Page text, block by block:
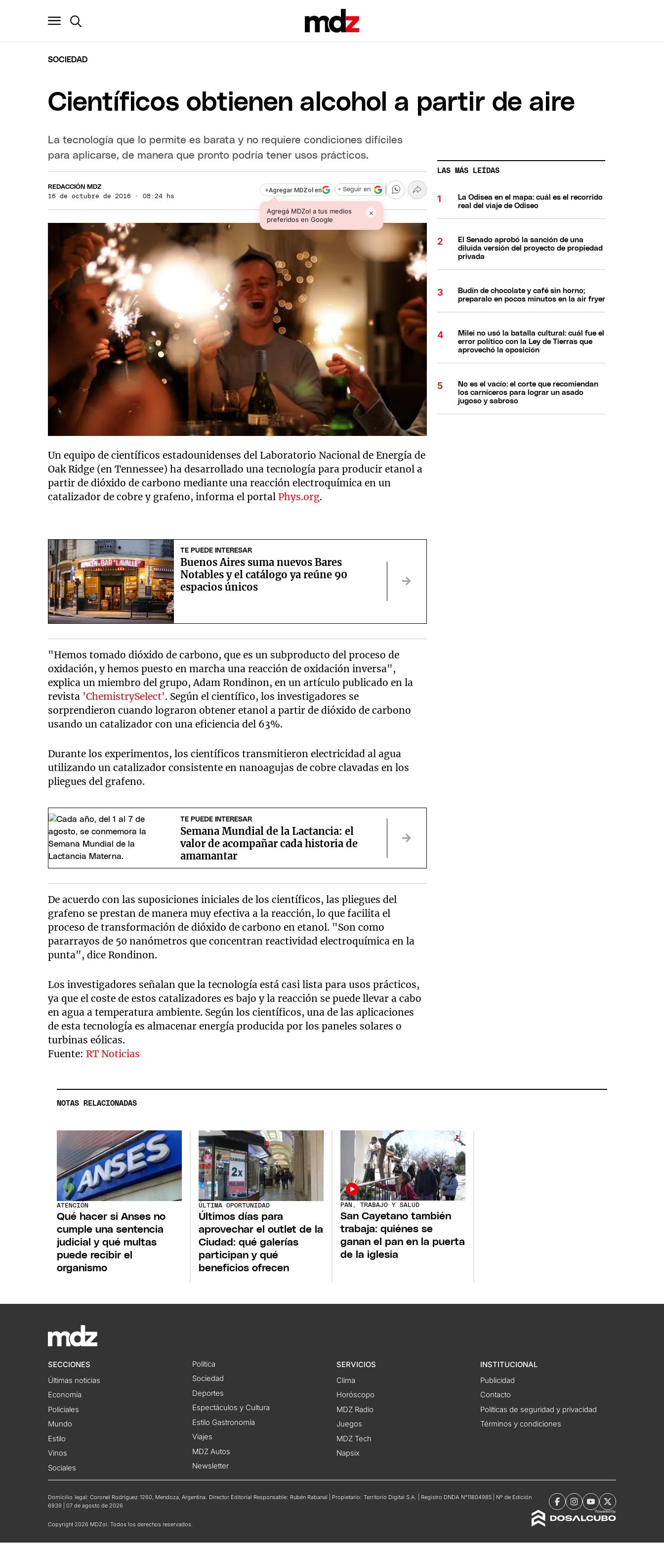
SOCIEDAD
Científicos obtienen alcohol a partir de aire
La tecnología que lo permite es barata y no requiere condiciones difíciles
para aplicarse, de manera que pronto podría tener usos prácticos.
REDACCIÓN MDZ
16 de octubre de 2016 · 08:24 hs
+Agregar MDZol en
Agregá MDZol a tus medios
preferidos en Google
×
+ Seguir en
Un equipo de científicos estadounidenses del Laboratorio Nacional de Energía de
Oak Ridge (en Tennessee) ha desarrollado una tecnología para producir etanol a
partir de dióxido de carbono mediante una reacción electroquímica en un
catalizador de cobre y grafeno, informa el portal Phys.org.
TE PUEDE INTERESAR
Buenos Aires suma nuevos Bares
Notables y el catálogo ya reúne 90
espacios únicos
"Hemos tomado dióxido de carbono, que es un subproducto del proceso de
oxidación, y hemos puesto en marcha una reacción de oxidación inversa",
explica un miembro del grupo, Adam Rondinon, en un artículo publicado en la
revista 'ChemistrySelect'. Según el científico, los investigadores se
sorprendieron cuando lograron obtener etanol a partir de dióxido de carbono
usando un catalizador con una eficiencia del 63%.
Durante los experimentos, los científicos transmitieron electricidad al agua
utilizando un catalizador consistente en nanoagujas de cobre clavadas en los
pliegues del grafeno.
TE PUEDE INTERESAR
Semana Mundial de la Lactancia: el
valor de acompañar cada historia de
amamantar
De acuerdo con las suposiciones iniciales de los científicos, las pliegues del
grafeno se prestan de manera muy efectiva a la reacción, lo que facilita el
proceso de transformación de dióxido de carbono en etanol. "Son como
pararrayos de 50 nanómetros que concentran reactividad electroquímica en la
punta", dice Rondinon.
Los investigadores señalan que la tecnología está casi lista para usos prácticos,
ya que el coste de estos catalizadores es bajo y la reacción se puede llevar a cabo
en agua a temperatura ambiente. Según los científicos, una de las aplicaciones
de esta tecnología es almacenar energía producida por los paneles solares o
turbinas eólicas.
Fuente:RT Noticias
LAS MÁS LEÍDAS
La Odisea en el mapa: cuál es el recorrido
real del viaje de Odiseo
El Senado aprobó la sanción de una
diluida versión del proyecto de propiedad
privada
Budín de chocolate y café sin horno;
preparalo en pocos minutos en la air fryer
Milei no usó la batalla cultural: cuál fue el
error político con la Ley de Tierras que
aprovechó la oposición
No es el vacío: el corte que recomiendan
los carniceros para lograr un asado
jugoso y sabroso
NOTAS RELACIONADAS
ATENCIÓN
Qué hacer si Anses no
cumple una sentencia
judicial y qué multas
puede recibir el
organismo
ÚLTIMA OPORTUNIDAD
Últimos días para
aprovechar el outlet de la
Ciudad: qué galerías
participan y qué
beneficios ofrecen
PAN, TRABAJO Y SALUD
San Cayetano también
trabaja: quiénes se
ganan el pan en la puerta
de la iglesia
SECCIONES
Últimas noticias
Economía
Policiales
Mundo
Estilo
Vinos
Sociales
Política
Sociedad
Deportes
Espectáculos y Cultura
Estilo Gastronomía
Viajes
MDZ Autos
Newsletter
SERVICIOS
Clima
Horóscopo
MDZ Radio
Juegos
MDZ Tech
Napsix
INSTITUCIONAL
Publicidad
Contacto
Políticas de seguridad y privacidad
Términos y condiciones
Domicilio legal: Coronel Rodríguez 1260, Mendoza, Argentina. Director Editorial Responsable: Rubén Rabanal | Propietario: Territorio Digital S.A. | Registro DNDA N°11804985 | Nº de Edición
6939 | 07 de agosto de 2026
Copyright 2026 MDZol. Todos los derechos reservados.